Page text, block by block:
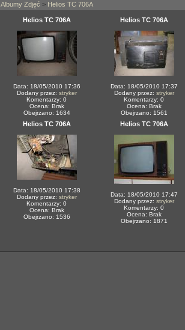
Albumy Zdjęć > Helios TC 706A
Helios TC 706A
Data: 18/05/2010 17:36
Dodany przez: stryker
Komentarzy: 0
Ocena: Brak
Obejrzano: 1634
Helios TC 706A
Data: 18/05/2010 17:37
Dodany przez: stryker
Komentarzy: 0
Ocena: Brak
Obejrzano: 1561
Helios TC 706A
Data: 18/05/2010 17:38
Dodany przez: stryker
Komentarzy: 0
Ocena: Brak
Obejrzano: 1536
Helios TC 706A
Data: 18/05/2010 17:47
Dodany przez: stryker
Komentarzy: 0
Ocena: Brak
Obejrzano: 1871